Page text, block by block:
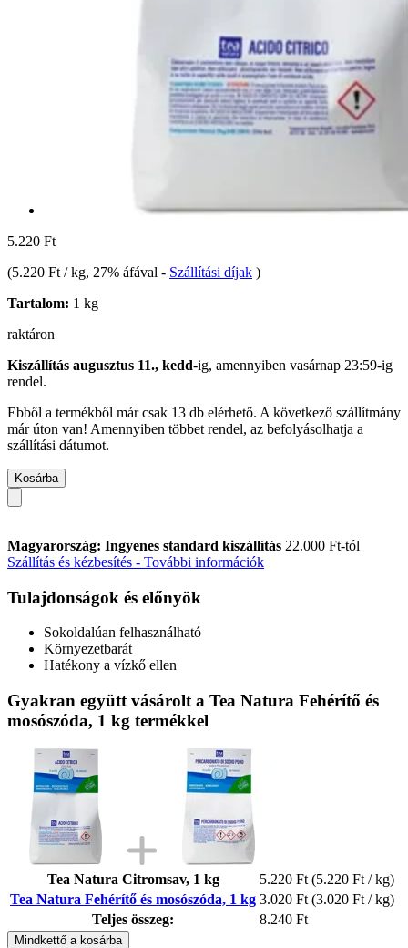
5.220 Ft
(5.220 Ft / kg, 27% áfával - Szállítási díjak )
Tartalom: 1 kg
raktáron
Kiszállítás augusztus 11., kedd-ig, amennyiben vasárnap 23:59-ig
rendel.
Ebből a termékből már csak 13 db elérhető. A következő szállítmány
már úton van! Amennyiben többet rendel, az befolyásolhatja a
szállítási dátumot.
Kosárba
Magyarország: Ingyenes standard kiszállítás 22.000 Ft-tól
Szállítás és kézbesítés - További információk
Tulajdonságok és előnyök
Sokoldalúan felhasználható
Környezetbarát
Hatékony a vízkő ellen
Gyakran együtt vásárolt a Tea Natura Fehérítő és
mosószóda, 1 kg termékkel
Tea Natura Citromsav, 1 kg 5.220 Ft (5.220 Ft / kg)
Tea Natura Fehérítő és mosószóda, 1 kg 3.020 Ft (3.020 Ft / kg)
Teljes összeg:
8.240 Ft
Mindkettő a kosárba